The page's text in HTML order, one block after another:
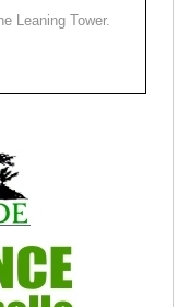
Leaning Tower.